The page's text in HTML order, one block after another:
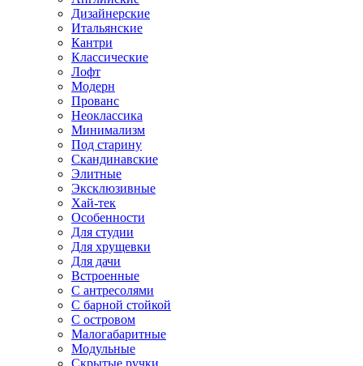
Дизайнерские
Итальянские
Кантри
Классические
Лофт
Модерн
Прованс
Неоклассика
Минимализм
Под старину
Скандинавские
Элитные
Эксклюзивные
Хай-тек
Особенности
Для студии
Для хрущевки
Для дачи
Встроенные
С антресолями
С барной стойкой
С островом
Малогабаритные
Модульные
Скрытые ручки